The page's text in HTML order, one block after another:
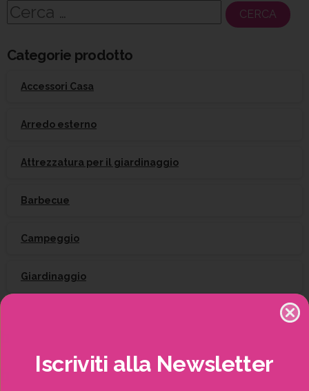
Ricerca
Categorie prodotto
Accessori Casa
Arredo esterno
Attrezzatura per il giardinaggio
Barbecue
Campeggio
Giardinaggio
Iscriviti alla Newsletter